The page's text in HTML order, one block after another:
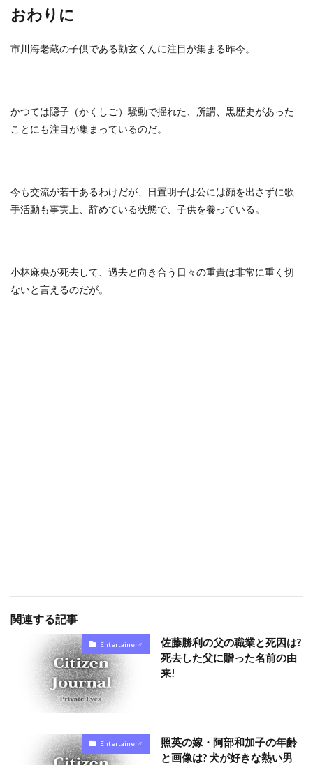
おわりに
市川海老蔵の子供である勸玄くんに注目が集まる昨今。
かつては隠子（かくしご）騒動で揺れた、所謂、黒歴史があった
ことにも注目が集まっているのだ。
今も交流が若干あるわけだが、日置明子は公には顔を出さずに歌
手活動も事実上、辞めている状態で、子供を養っている。
小林麻央が死去して、過去と向き合う日々の重責は非常に重く切
ないと言えるのだが。
関連する記事
Entertainer♂
佐藤勝利の父の職業と死因は?
死去した父に贈った名前の由
来!
Entertainer♂
照英の嫁・阿部和加子の年齢
と画像は? 犬が好きな熱い男